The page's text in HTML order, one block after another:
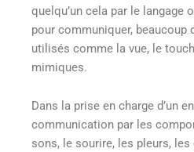
quelqu’un cela par le langage
pour communiquer, beaucoup
utilisés comme la vue, le
mimiques.
Dans la prise en charge d’un
communication par les
sons, le sourire, les pleurs,